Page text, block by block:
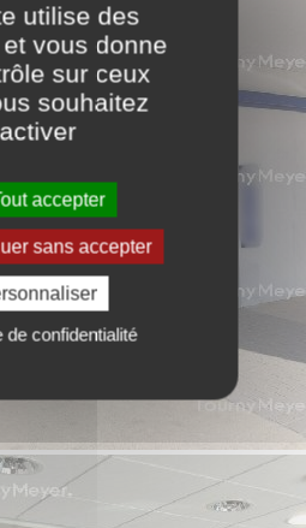
utilise des
vous donne
sur ceux
souhaitez
activer
accepter
sans accepter
de confidentialité